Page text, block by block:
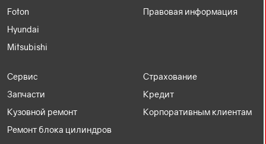
HAVAL H9
Foton
Hyundai
Mitsubishi
Правовая информация
Сервис
Запчасти
Кузовной ремонт
Ремонт блока цилиндров
Страхование
Кредит
Корпоративным клиентам